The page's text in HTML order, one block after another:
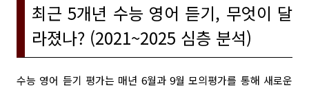
최근 5개년 수능 영어 듣기, 무엇이 달
라졌나? (2021~2025 심층 분석)
수능 영어 듣기 평가는 매년 6월과 9월 모의평가를 통해 새로운